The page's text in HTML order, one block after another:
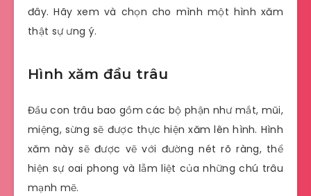
đây. Hãy xem và chọn cho mình một hình xăm
thật sự ưng ý.
Hình xăm đầu trâu
Đầu con trâu bao gồm các bộ phận như mắt, mũi,
miệng, sừng sẽ được thực hiện xăm lên hình. Hình
xăm này sẽ được vẽ với đường nét rõ ràng, thể
hiện sự oai phong và lẫm liệt của những chú trâu
mạnh mẽ.